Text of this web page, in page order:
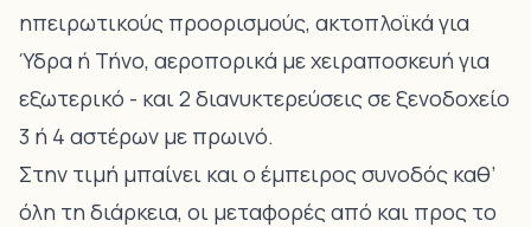
ηπειρωτικούς προορισμούς, ακτοπλοϊκά για
Ύδρα ή Τήνο, αεροπορικά με χειραποσκευή για
εξωτερικό - και 2 διανυκτερεύσεις σε ξενοδοχείο
3 ή 4 αστέρων με πρωινό.
Στην τιμή μπαίνει και ο έμπειρος συνοδός καθ’
όλη τη διάρκεια, οι μεταφορές από και προς το